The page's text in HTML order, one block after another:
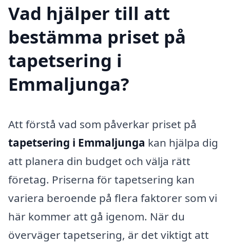
Vad hjälper till att
bestämma priset på
tapetsering i
Emmaljunga?
Att förstå vad som påverkar priset på
tapetsering i Emmaljunga kan hjälpa dig
att planera din budget och välja rätt
företag. Priserna för tapetsering kan
variera beroende på flera faktorer som vi
här kommer att gå igenom. När du
överväger tapetsering, är det viktigt att